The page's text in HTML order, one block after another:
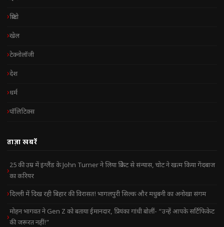
क्रिप्टो
खेल
टेक्नोलॉजी
देश
धर्म
पॉलिटिक्स
ताज़ा खबरें
25 की उम्र में इंग्लैंड के John Turner ने लिया क्रिकेट से संन्यास, चोट ने खत्म किया गेंदबाज
का करियर
दिल्ली में दिख रही बिहार की विरासत! भागलपुरी सिल्क और मधुबनी का अनोखा संगम
मोहन भागवत ने Gen Z को बताया ईमानदार, प्रियंका गांधी बोलीं- “उन्हें आपके सर्टिफिकेट
की जरूरत नहीं!”